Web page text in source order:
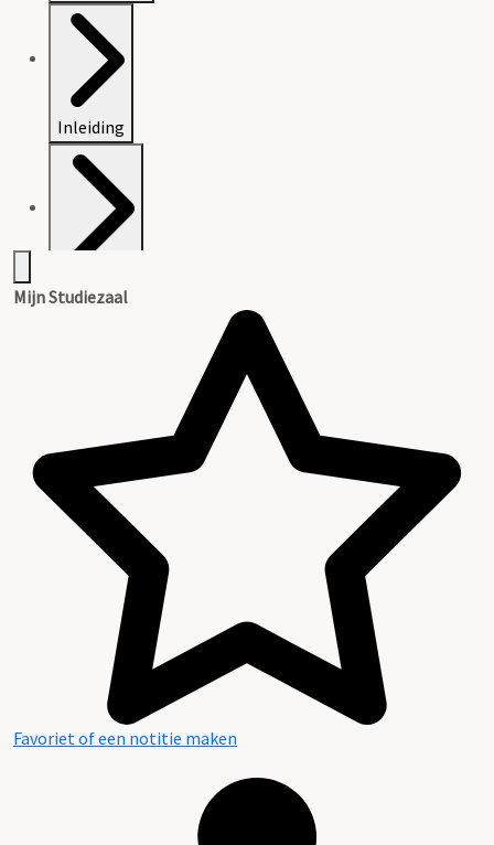
Inleiding
Mijn Studiezaal
Favoriet of een notitie maken